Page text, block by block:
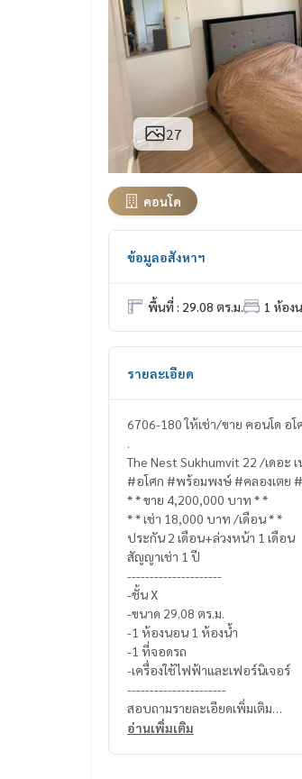
27
คอนโด
ข้อมูลอสังหาฯ
พื้นที่ : 29.08 ตร.ม. 1 ห้อง
รายละเอียด
6706-180 ให้เช่า/ขาย คอนโด อ
The Nest Sukhumvit 22 /เดอะ
#อโศก #พร้อมพงษ์ #คลองเตย
* * ขาย 4,200,000 บาท * *
* * เช่า 18,000 บาท /เดือน * *
ประกัน 2 เดือน+ล่วงหน้า 1 เดือน
สัญญาเช่า 1 ปี
---------------------
-ชั้น X
-ขนาด 29.08 ตร.ม.
-1 ห้องนอน 1 ห้องน้ำ
-1 ที่จอดรถ
-เครื่องใช้ไฟฟ้าและเฟอร์นิเจอร์
----------------------
สอบถามรายละเอียดเพิ่มเติม
Line official :
อ่านเพิ่มเติม